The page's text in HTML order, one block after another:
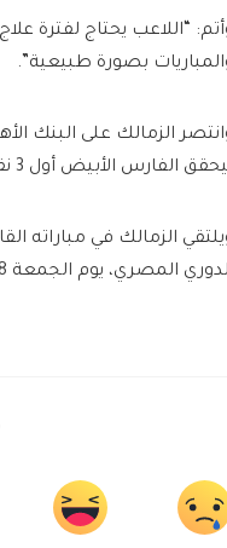
“اللاعب يحتاج لفترة
بصورة طبيعية”.
الزمالك على البنك
الفارس الأبيض أول 3 نقاط له في الموسم الجديد.
الزمالك في مباراته
المصري، يوم الجمعة 8 نوفمبر.